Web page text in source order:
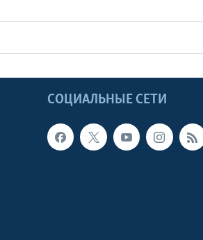
СОЦИАЛЬНЫЕ СЕТИ